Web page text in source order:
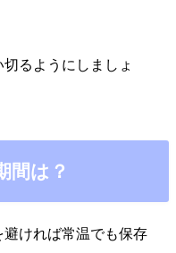
るようにしましょ
間は？
ければ常温でも保存